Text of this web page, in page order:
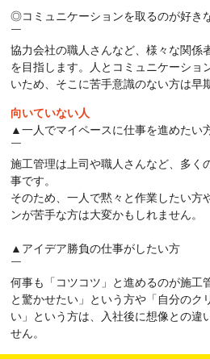
◎コミュニケーションを取るのが好き
￣
協力会社の職人さんなど、様々な関係
を目指します。人とコミュニケーショ
いため、そこに苦手意識のない方は早
向いていない人
▲⼀⼈でマイペースに仕事を進めたい
￣
施⼯管理は上司や職人さんなど、多く
事です。
そのため、一人で黙々と作業したい方
ンが苦手な方は大変かもしれません。
▲アイデア勝負の仕事がしたい方
￣
何事も「コツコツ」と進めるのが施工
と驚かせたい」という方や「自分のク
い」という方は、入社後に想像との違
せん。